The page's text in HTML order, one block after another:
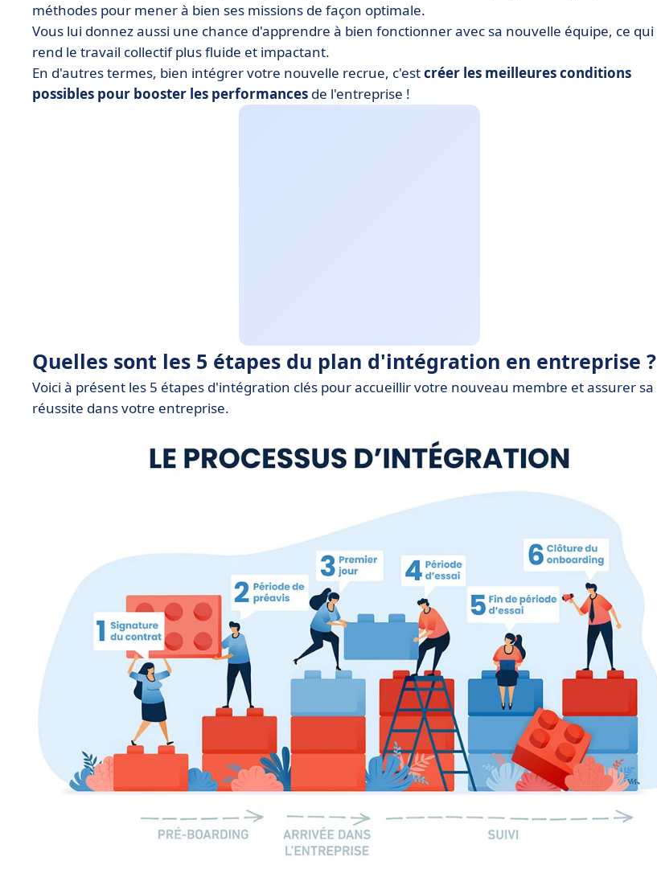
méthodes pour mener à bien ses missions de façon optimale.
Vous lui donnez aussi une chance d'apprendre à bien fonctionner avec sa nouvelle équipe, ce qui
rend le travail collectif plus fluide et impactant.
En d'autres termes, bien intégrer votre nouvelle recrue, c'estcréer les meilleures conditions
possibles pour booster les performances de l'entreprise !
Quelles sont les 5 étapes du plan d'intégration en entreprise ?
Voici à présent les 5 étapes d'intégration clés pour accueillir votre nouveau membre et assurer sa
réussite dans votre entreprise.